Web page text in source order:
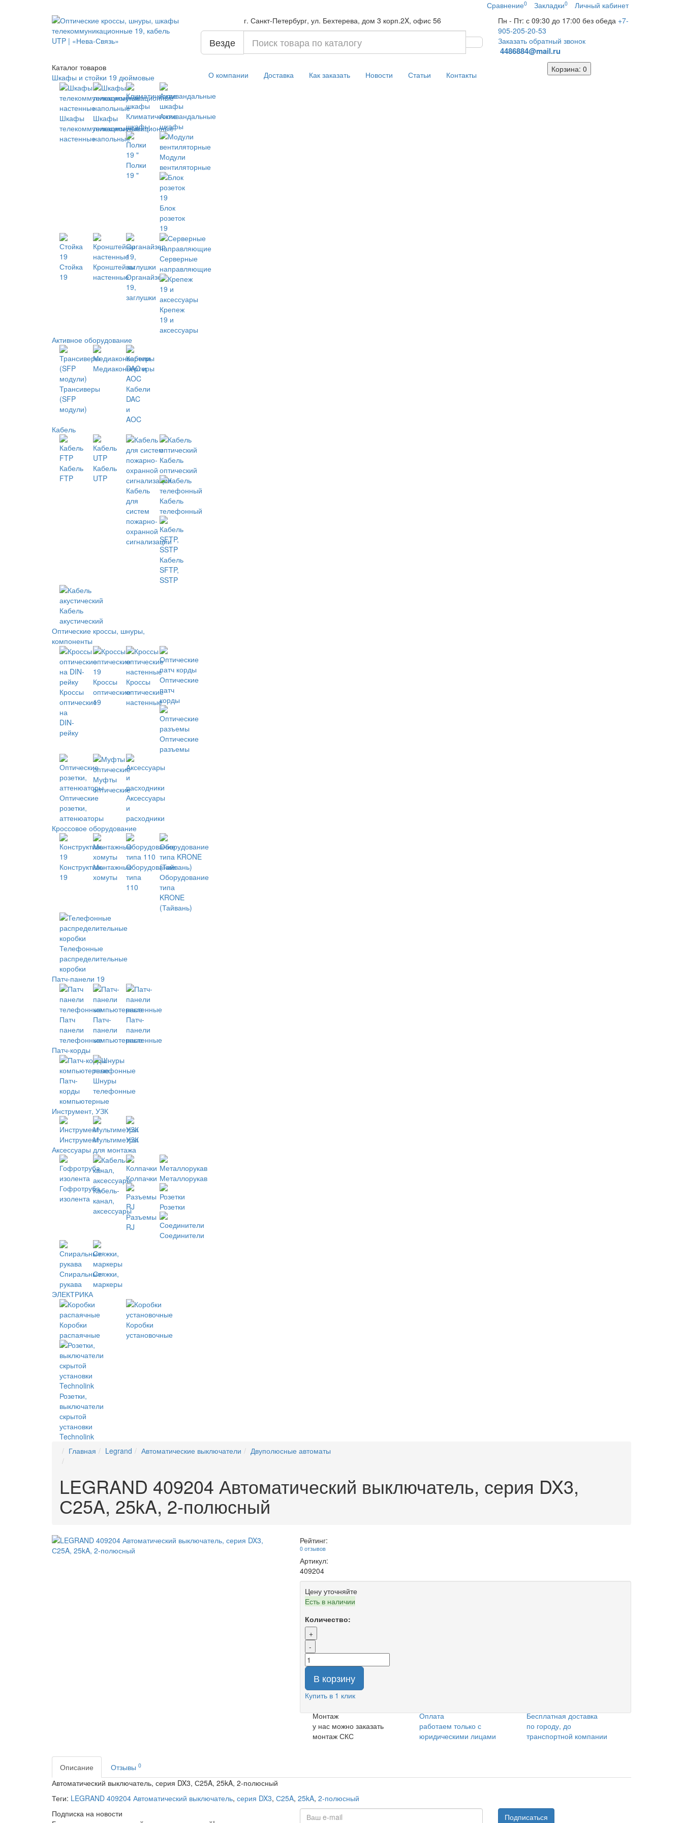
Сравнение0 Закладки0
Личный кабинет
г. Санкт-Петербург, ул. Бехтерева, дом 3 корп.2X, офис 56
Везде
Пн - Пт: с 09:30 до 17:00 без обеда +7-
905-205-20-53
Заказать обратный звонок
4486884@mail.ru
Каталог товаров
Шкафы и стойки 19 дюймовые
Шкафы
телекоммуникационные
настенные
Шкафы
телекоммуникационные
напольные
Климатические
шкафы
Антивандальные
шкафы
Полки
19 "
Модули
вентиляторные
Блок
розеток
19
Стойка
19
Кронштейны
настенныеОрганайзер
19,
заглушки
Серверные
направляющие
Крепеж
19 и
аксессуары
Активное оборудование
Трансиверы
(SFP
модули)
Медиаконвертеры
Кабели
DAC
и
AOC
Кабель
Кабель
FTP
Кабель
UTP
Кабель
для
систем
пожарно-
охранной
сигнализации
Кабель
оптический
Кабель
телефонный
Кабель
SFTP,
SSTP
Кабель
акустический
Оптические кроссы, шнуры,
компоненты
Кроссы
оптические
на
DIN-
рейку
Кроссы
оптические
19
Кроссы
оптические
настенные
Оптические
патч
корды
Оптические
разъемы
Оптические
розетки,
аттенюаторы
Муфты
оптические
Аксессуары
и
расходники
Кроссовое оборудование
Конструктивы
19
Монтажные
хомуты
Оборудование
типа
110
Оборудование
типа
KRONE
(Тайвань)
Телефонные
распределительные
коробки
Патч-панели 19
Патч
панели
телефонные
Патч-
панели
компьютерные
Патч-
панели
настенные
Патч-корды
Патч-
корды
компьютерные
Шнуры
телефонные
Инструмент, УЗК
ИнструментМультиметры
УЗК
Аксессуары для монтажа
Гофротруба,
изолента
Кабель-
канал,
аксессуары
Колпачки Металлорукав
Разъемы
RJ
Розетки
Соединители
Спиральные
рукава
Стяжки,
маркеры
ЭЛЕКТРИКА
Коробки
распаячные
Коробки
установочные
Розетки,
выключатели
скрытой
установки
Technolink
О компании Доставка Как заказать Новости Статьи Контакты
Корзина: 0
Главная Legrand Автоматические выключатели Двуполюсные автоматы
LEGRAND 409204 Автоматический выключатель, серия DX3,
С25A, 25kA, 2-полюсный
Рейтинг:
0 отзывов
Артикул:
409204
Цену уточняйте
Есть в наличии
Количество:
+
-
В корзину
Купить в 1 клик
Монтаж
у нас можно заказать
монтаж СКС
Оплата
работаем только с
юридическими лицами
Бесплатная доставка
по городу, до
транспортной компании
Описание Отзывы 0
Автоматический выключатель, серия DX3, С25A, 25kA, 2-полюсный
Теги: LEGRAND 409204 Автоматический выключатель, серия DX3, С25A, 25kA, 2-полюсный
Подписка на новости
Подписаться